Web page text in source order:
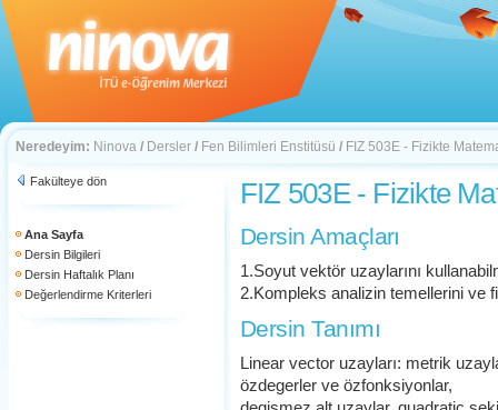
Neredeyim: Ninova / Dersler / Fen Bilimleri Enstitüsü / FIZ 503E - Fizikte
Fakülteye dön
Ana Sayfa
Dersin Bilgileri
Dersin Haftalık Planı
Değerlendirme Kriterleri
FIZ 503E - Fizikte
Dersin Amaçları
1.Soyut vektör uzaylarını
2.Kompleks analizin temellerini ve
Dersin Tanımı
Linear vector uzayları: metrik
özdegerler ve özfonksiyonlar,